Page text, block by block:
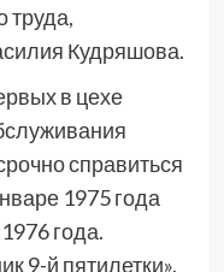
труда,
Кудряшова.
в цехе
справиться
1975 года
года.
9-й пятилетки»,